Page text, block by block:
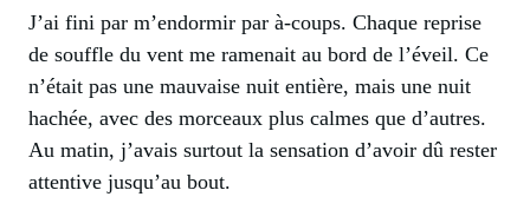
J’ai fini par m’endormir par à-coups. Chaque reprise
de souffle du vent me ramenait au bord de l’éveil. Ce
n’était pas une mauvaise nuit entière, mais une nuit
hachée, avec des morceaux plus calmes que d’autres.
Au matin, j’avais surtout la sensation d’avoir dû rester
attentive jusqu’au bout.